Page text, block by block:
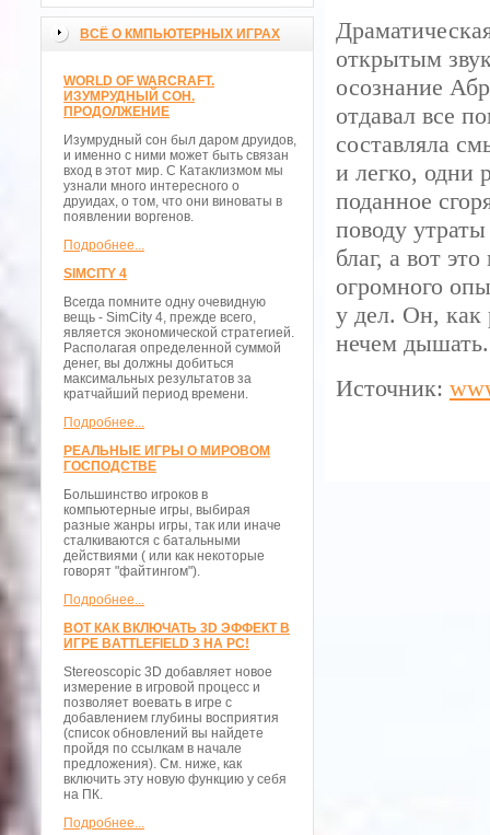
ВСЁ О КМПЬЮТЕРНЫХ ИГРАХ
WORLD OF WARCRAFT.
ИЗУМРУДНЫЙ СОН.
ПРОДОЛЖЕНИЕ
Изумрудный сон был даром друидов,
и именно с ними может быть связан
вход в этот мир. С Катаклизмом мы
узнали много интересного о
друидах, о том, что они виноваты в
появлении воргенов.
Подробнее...
SIMCITY 4
Всегда помните одну очевидную
вещь - SimCity 4, прежде всего,
является экономической стратегией.
Располагая определенной суммой
денег, вы должны добиться
максимальных результатов за
кратчайший период времени.
Подробнее...
РЕАЛЬНЫЕ ИГРЫ О МИРОВОМ
ГОСПОДСТВЕ
Большинство игроков в
компьютерные игры, выбирая
разные жанры игры, так или иначе
сталкиваются с батальными
действиями ( или как некоторые
говорят "файтингом").
Подробнее...
ВОТ КАК ВКЛЮЧАТЬ 3D ЭФФЕКТ В
ИГРЕ BATTLEFIELD 3 НА PC!
Stereoscopic 3D добавляет новое
измерение в игровой процесс и
позволяет воевать в игре с
добавлением глубины восприятия
(список обновлений вы найдете
пройдя по ссылкам в начале
предложения). См. ниже, как
включить эту новую функцию у себя
на ПК.
Подробнее...
открытым
осознание
отдавал все
составляла
и легко, одни
поданное
поводу
благ, а вот
огромного
у дел. Он, как
нечем дышать.
Источник: